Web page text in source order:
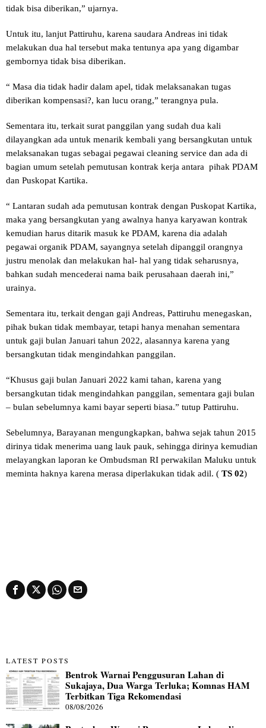
tidak bisa diberikan,” ujarnya.
Untuk itu, lanjut Pattiruhu, karena saudara Andreas ini tidak
melakukan dua hal tersebut maka tentunya apa yang digambar
gembornya tidak bisa diberikan.
“ Masa dia tidak hadir dalam apel, tidak melaksanakan tugas
diberikan kompensasi?, kan lucu orang,” terangnya pula.
Sementara itu, terkait surat panggilan yang sudah dua kali
dilayangkan ada untuk menarik kembali yang bersangkutan untuk
melaksanakan tugas sebagai pegawai cleaning service dan ada di
bagian umum setelah pemutusan kontrak kerja antara pihak PDAM
dan Puskopat Kartika.
“ Lantaran sudah ada pemutusan kontrak dengan Puskopat Kartika,
maka yang bersangkutan yang awalnya hanya karyawan kontrak
kemudian harus ditarik masuk ke PDAM, karena dia adalah
pegawai organik PDAM, sayangnya setelah dipanggil orangnya
justru menolak dan melakukan hal- hal yang tidak seharusnya,
bahkan sudah mencederai nama baik perusahaan daerah ini,”
urainya.
Sementara itu, terkait dengan gaji Andreas, Pattiruhu menegaskan,
pihak bukan tidak membayar, tetapi hanya menahan sementara
untuk gaji bulan Januari tahun 2022, alasannya karena yang
bersangkutan tidak mengindahkan panggilan.
“Khusus gaji bulan Januari 2022 kami tahan, karena yang
bersangkutan tidak mengindahkan panggilan, sementara gaji bulan
– bulan sebelumnya kami bayar seperti biasa.” tutup Pattiruhu.
Sebelumnya, Barayanan mengungkapkan, bahwa sejak tahun 2015
dirinya tidak menerima uang lauk pauk, sehingga dirinya kemudian
melayangkan laporan ke Ombudsman RI perwakilan Maluku untuk
meminta haknya karena merasa diperlakukan tidak adil. ( TS 02)
LATEST POSTS
Bentrok Warnai Penggusuran Lahan di
Sukajaya, Dua Warga Terluka; Komnas HAM
Terbitkan Tiga Rekomendasi
08/08/2026